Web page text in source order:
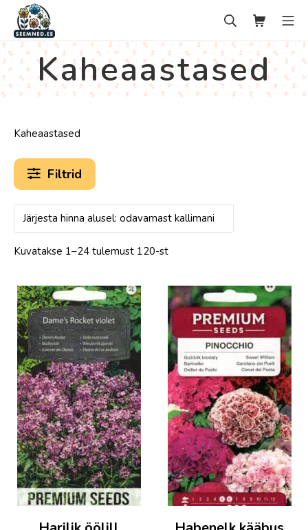
content
seemned.ee
SearchOstukorv
Kaheaastased
Kaheaastased
Filtrid
Kuvatakse 1–24 tulemust 120-st